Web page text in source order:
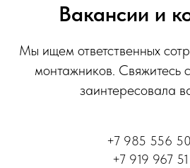
Вакансии и
Мы ищем ответственных
монтажников. Свяжитесь
заинтересовала
+7 985 556
+7 919 967 51